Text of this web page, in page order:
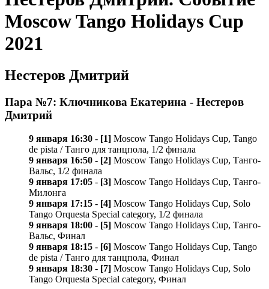
Moscow Tango Holidays Cup
2021
Нестеров Дмитрий
Пара №7: Ключникова Екатерина - Нестеров
Дмитрий
9 января 16:30 - [1] Moscow Tango Holidays Cup, Tango
de pista / Танго для танцпола, 1/2 финала
9 января 16:50 - [2] Moscow Tango Holidays Cup, Танго-
Вальс, 1/2 финала
9 января 17:05 - [3] Moscow Tango Holidays Cup, Танго-
Милонга
9 января 17:15 - [4] Moscow Tango Holidays Cup, Solo
Tango Orquesta Special category, 1/2 финала
9 января 18:00 - [5] Moscow Tango Holidays Cup, Танго-
Вальс, Финал
9 января 18:15 - [6] Moscow Tango Holidays Cup, Tango
de pista / Танго для танцпола, Финал
9 января 18:30 - [7] Moscow Tango Holidays Cup, Solo
Tango Orquesta Special category, Финал